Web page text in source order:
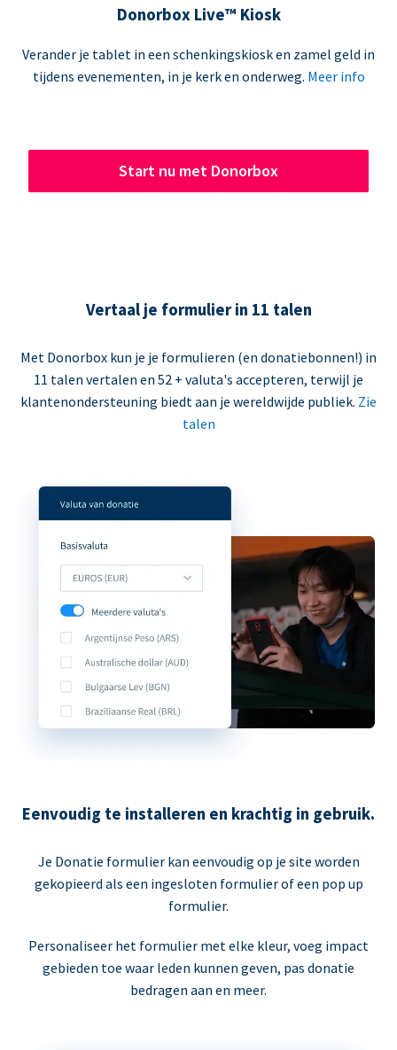
Donorbox Live™ Kiosk
Verander je tablet in een schenkingskiosk en zamel geld in
tijdens evenementen, in je kerk en onderweg. Meer info
Start nu met Donorbox
Vertaal je formulier in 11 talen
Met Donorbox kun je je formulieren (en donatiebonnen!) in
11 talen vertalen en 52 + valuta's accepteren, terwijl je
klantenondersteuning biedt aan je wereldwijde publiek. Zie
talen
Eenvoudig te installeren en krachtig in gebruik.
Je Donatie formulier kan eenvoudig op je site worden
gekopieerd als een ingesloten formulier of een pop up
formulier.
Personaliseer het formulier met elke kleur, voeg impact
gebieden toe waar leden kunnen geven, pas donatie
bedragen aan en meer.